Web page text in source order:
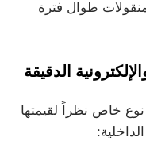
طوال فترة
الدقيقة
نوع خاص نظراً لقيمتها